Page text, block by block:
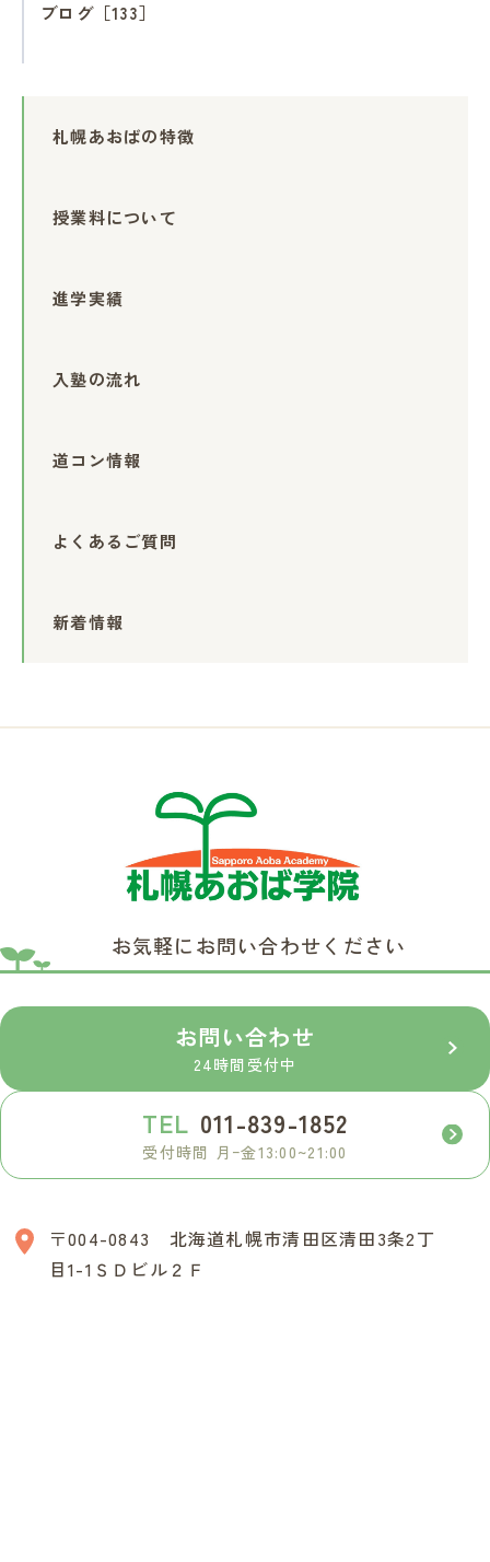
ブログ［133］
札幌あおばの特徴
授業料について
進学実績
入塾の流れ
道コン情報
よくあるご質問
新着情報
お気軽にお問い合わせください
お問い合わせ
24時間受付中
TEL 011-839-1852
受付時間 月ｰ金13:00~21:00
〒004-0843 北海道札幌市清田区清田3条2丁
目1-1ＳＤビル２Ｆ